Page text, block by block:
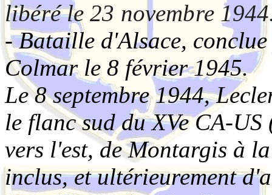
libéré le 23 novembre
- Bataille d'Alsace,
Colmar le 8 février 1945.
Le 8 septembre 1944,
le flanc sud du XVe CA-
vers l'est, de Montargis à
inclus, et ultérieurement